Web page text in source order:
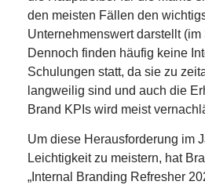
den meisten Fällen den
Unternehmenswert darstellt (im
Dennoch finden häufig keine
Schulungen statt, da sie zu
langweilig sind und auch die
Brand KPIs wird meist
Um diese Herausforderung im
Leichtigkeit zu meistern, hat
„Internal Branding Refresher